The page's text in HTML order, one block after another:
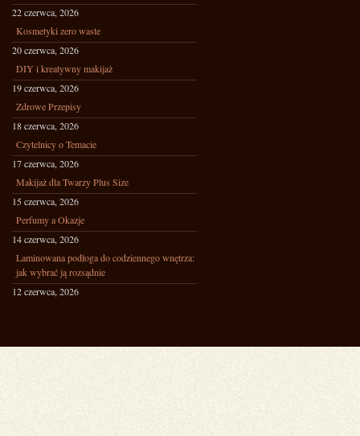
22 czerwca, 2026
Kosmetyki zero waste
20 czerwca, 2026
DIY i kreatywny makijaż
19 czerwca, 2026
Zdrowe Przepisy
18 czerwca, 2026
Czytelnicy o Temacie
17 czerwca, 2026
Makijaż dla Twarzy Plus Size
15 czerwca, 2026
Perfumy a Okazje
14 czerwca, 2026
Laminowana podłoga do codziennego wnętrza:
jak wybrać ją rozsądnie
12 czerwca, 2026